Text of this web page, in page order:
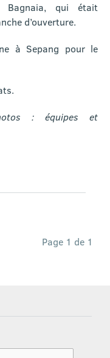
Bagnaia, qui était
d’ouverture.
à Sepang pour le
: équipes et
Page 1 de 1